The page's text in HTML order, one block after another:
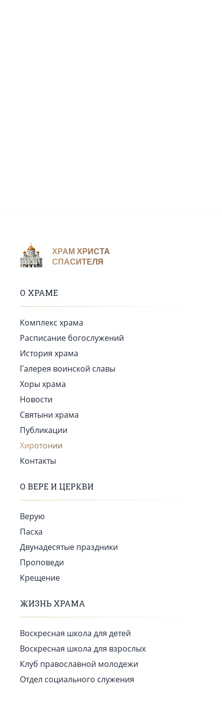
ХРАМ ХРИСТА
СПАСИТЕЛЯ
О ХРАМЕ
Комплекс храма
Расписание богослужений
История храма
Галерея воинской славы
Хоры храма
Новости
Святыни храма
Публикации
Хиротонии
Контакты
О ВЕРЕ И ЦЕРКВИ
Верую
Пасха
Двунадесятые праздники
Проповеди
Крещение
ЖИЗНЬ ХРАМА
Воскресная школа для детей
Воскресная школа для взрослых
Клуб православной молодежи
Отдел социального служения